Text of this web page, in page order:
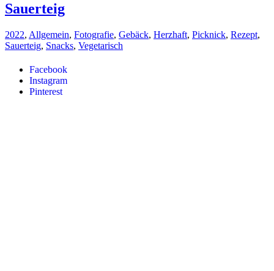
Facebook
Instagram
Pinterest
Sauerteig
2022, Allgemein, Fotografie, Gebäck, Herzhaft, Picknick, Rezept,
Sauerteig, Snacks, Vegetarisch